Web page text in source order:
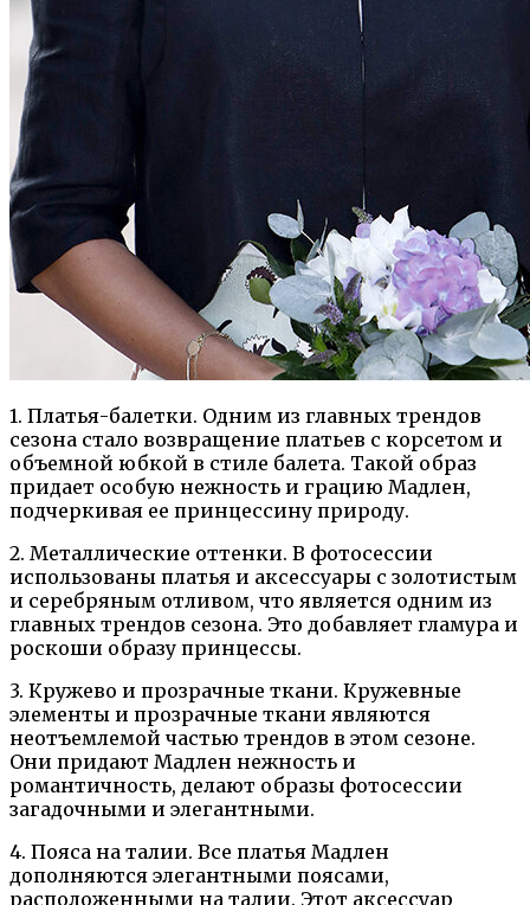
1. Платья-балетки. Одним из главных трендов
сезона стало возвращение платьев с корсетом и
объемной юбкой в стиле балета. Такой образ
придает особую нежность и грацию Мадлен,
подчеркивая ее принцессину природу.
2. Металлические оттенки. В фотосессии
использованы платья и аксессуары с золотистым
и серебряным отливом, что является одним из
главных трендов сезона. Это добавляет гламура и
роскоши образу принцессы.
3. Кружево и прозрачные ткани. Кружевные
элементы и прозрачные ткани являются
неотъемлемой частью трендов в этом сезоне.
Они придают Мадлен нежность и
романтичность, делают образы фотосессии
загадочными и элегантными.
4. Пояса на талии. Все платья Мадлен
дополняются элегантными поясами,
расположенными на талии. Этот аксессуар